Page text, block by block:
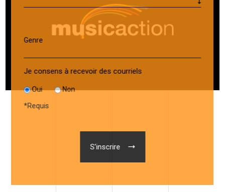
Genre
Je consens à recevoir des courriels
Oui Non
*Requis